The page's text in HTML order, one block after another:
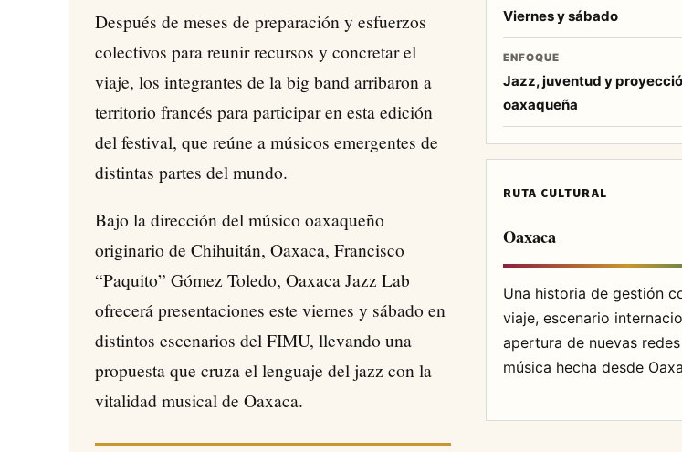
Después de meses de preparación y esfuerzos
colectivos para reunir recursos y concretar el
viaje, los integrantes de la big band arribaron a
territorio francés para participar en esta edición
del festival, que reúne a músicos emergentes de
distintas partes del mundo.
Bajo la dirección del músico oaxaqueño
originario de Chihuitán, Oaxaca, Francisco
“Paquito” Gómez Toledo, Oaxaca Jazz Lab
ofrecerá presentaciones este viernes y sábado en
distintos escenarios del FIMU, llevando una
propuesta que cruza el lenguaje del jazz con la
vitalidad musical de Oaxaca.
Viernes y sábado
ENFOQUE
Jazz, juventud y
oaxaqueña
RUTA CULTURAL
Oaxaca
Una historia de gestión
viaje, escenario
apertura de nuevas
música hecha desde